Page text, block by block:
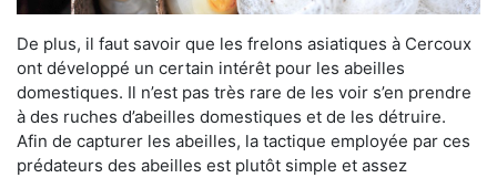
De plus, il faut savoir que les frelons asiatiques à Cercoux
ont développé un certain intérêt pour les abeilles
domestiques. Il n’est pas très rare de les voir s’en prendre
à des ruches d’abeilles domestiques et de les détruire.
Afin de capturer les abeilles, la tactique employée par ces
prédateurs des abeilles est plutôt simple et assez